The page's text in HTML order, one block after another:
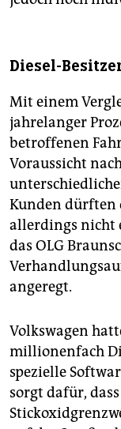
Diesel-
Mit einem
jahrelanger
betroffenen
Voraussicht
Kunden dürften
allerdings nicht
das OLG
angeregt.
Volkswagen
millionenfach
spezielle
sorgt dafür,